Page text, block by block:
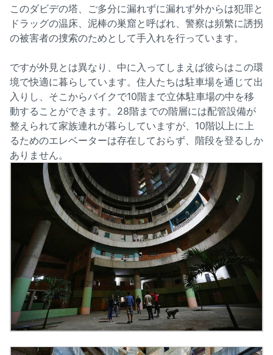
このダビデの塔、ご多分に漏れずに漏れず外からは犯罪と
ドラッグの温床、泥棒の巣窟と呼ばれ、警察は頻繁に誘拐
の被害者の捜索のためとして手入れを行っています。
ですが外見とは異なり、中に入ってしまえば彼らはこの環
境で快適に暮らしています。住人たちは駐車場を通じて出
入りし、そこからバイクで10階まで立体駐車場の中を移
動することができます。28階までの階層には配管設備が
整えられて家族連れが暮らしていますが、10階以上に上
るためのエレベーターは存在しておらず、階段を登るしか
ありません。